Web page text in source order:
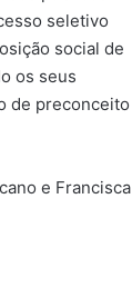
seletivo
social de
os seus
de preconceito
e Francisca